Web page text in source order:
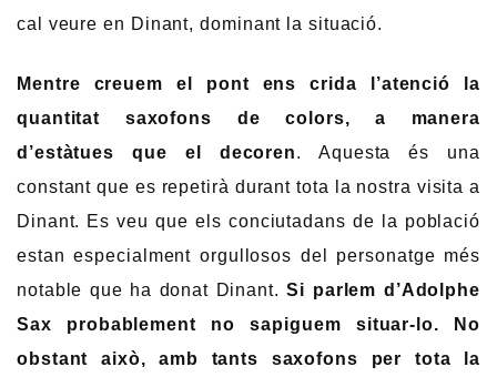
cal veure en Dinant, dominant la situació.
Mentre creuem el pont ens crida l’atenció la
quantitat saxofons de colors, a manera
d’estàtues que el decoren. Aquesta és una
constant que es repetirà durant tota la nostra visita a
Dinant. Es veu que els conciutadans de la població
estan especialment orgullosos del personatge més
notable que ha donat Dinant.Si parlem d’Adolphe
Sax probablement no sapiguem situar-lo. No
obstant això, amb tants saxofons per tota la